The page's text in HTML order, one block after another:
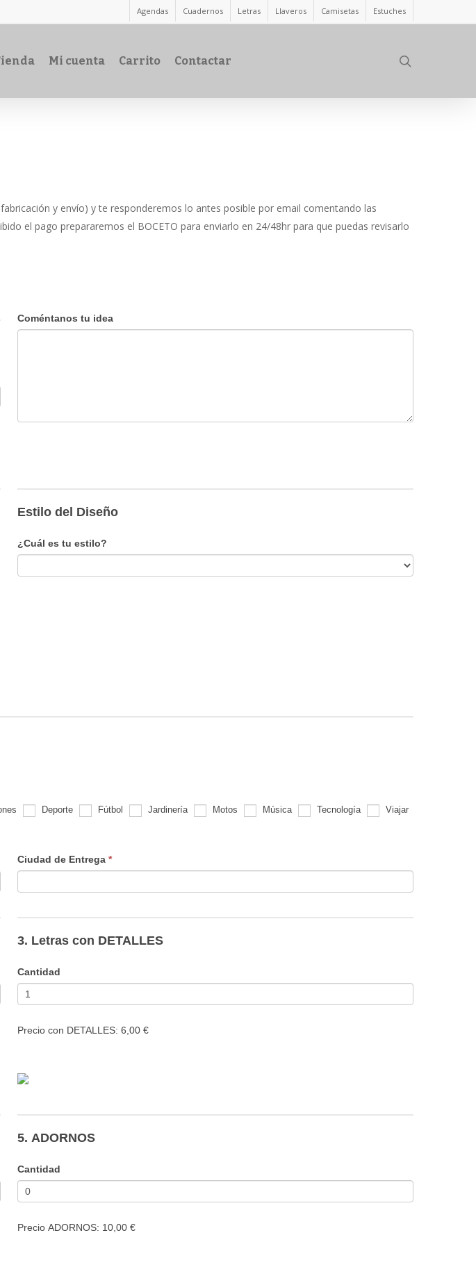
Agendas Cuadernos Letras Llaveros Camisetas Estuches
Mi cuenta Carrito Contactar
y envío) y te responderemos lo antes posible por email comentando las
el pago prepararemos el BOCETO para enviarlo en 24/48hr para que puedas revisarlo
Coméntanos tu idea
Estilo del Diseño
¿Cuál es tu estilo?
Deporte Fútbol Jardinería Motos Música Tecnología
Viajar
Ciudad de Entrega *
3. Letras con DETALLES
Cantidad
Precio con DETALLES: 6,00 €
5. ADORNOS
Cantidad
Precio ADORNOS: 10,00 €